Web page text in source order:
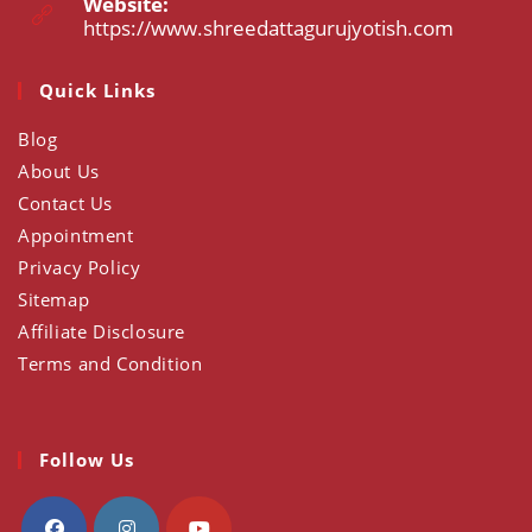
https://www.shreedattagurujyotish.com
Quick Links
Blog
About Us
Contact Us
Appointment
Privacy Policy
Sitemap
Affiliate Disclosure
Terms and Condition
Follow Us